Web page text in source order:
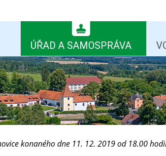
ÚŘAD A SAMOSPRÁVA
konaného dne 11. 12. 2019 od 18.00